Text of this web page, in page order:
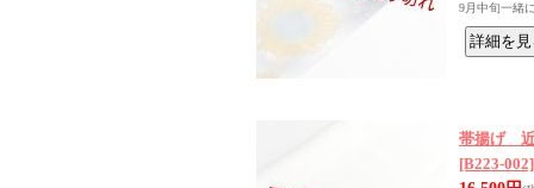
9月中旬一緒
帯揚げ 近
[B223-002]